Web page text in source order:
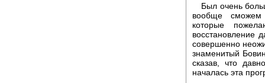
Был очень
вообще сможем
которые
восстановление
совершенно
знаменитый
сказав, что
началась эта